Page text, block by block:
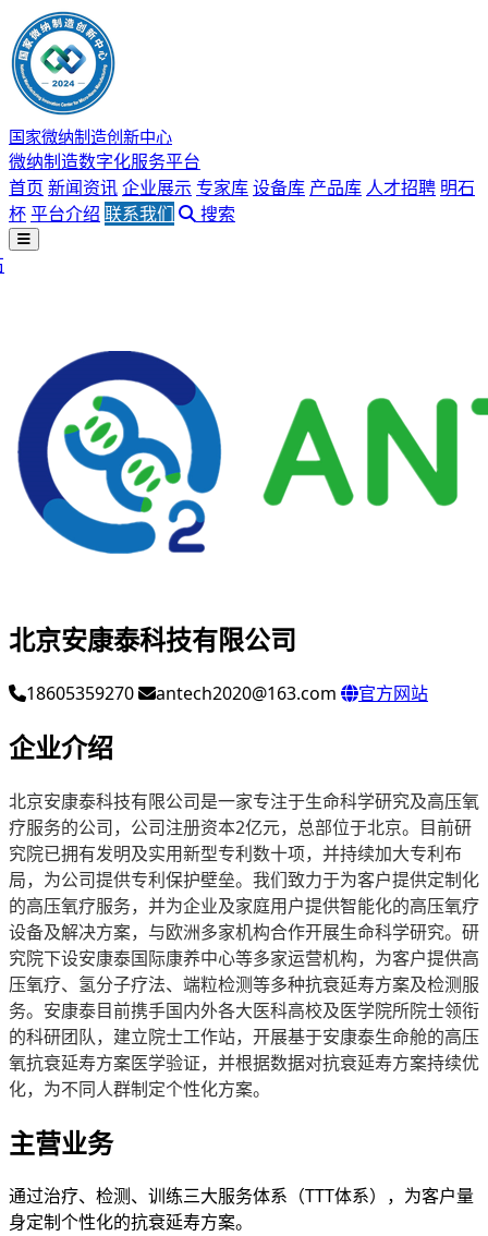
国家微纳制造创新中心
微纳制造数字化服务平台
首页 新闻资讯企业展示 专家库设备库 产品库 人才招聘 明石
杯平台介绍 联系我们 搜索
北京安康泰科技有限公司
18605359270 antech2020@163.com 官方网站
企业介绍
北京安康泰科技有限公司是一家专注于生命科学研究及高压氧
疗服务的公司，公司注册资本2亿元，总部位于北京。目前研
究院已拥有发明及实用新型专利数十项，并持续加大专利布
局，为公司提供专利保护壁垒。我们致力于为客户提供定制化
的高压氧疗服务，并为企业及家庭用户提供智能化的高压氧疗
设备及解决方案，与欧洲多家机构合作开展生命科学研究。研
究院下设安康泰国际康养中心等多家运营机构，为客户提供高
压氧疗、氢分子疗法、端粒检测等多种抗衰延寿方案及检测服
务。安康泰目前携手国内外各大医科高校及医学院所院士领衔
的科研团队，建立院士工作站，开展基于安康泰生命舱的高压
氧抗衰延寿方案医学验证，并根据数据对抗衰延寿方案持续优
化，为不同人群制定个性化方案。
主营业务
通过治疗、检测、训练三大服务体系（TTT体系），为客户量
身定制个性化的抗衰延寿方案。